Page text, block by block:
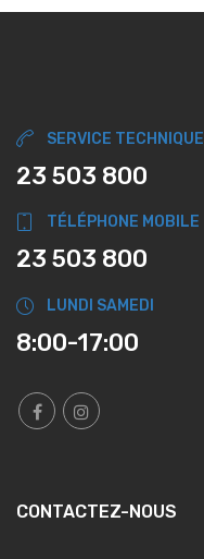
SERVICE TECHNIQUE
23 503 800
TÉLÉPHONE MOBILE
23 503 800
LUNDI SAMEDI
8:00-17:00
CONTACTEZ-NOUS